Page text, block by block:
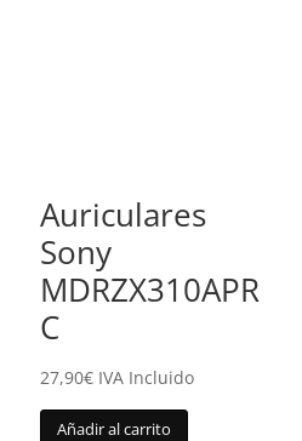
Auriculares
Sony
MDRZX310APR
C
27,90€ IVA Incluido
Añadir al carrito